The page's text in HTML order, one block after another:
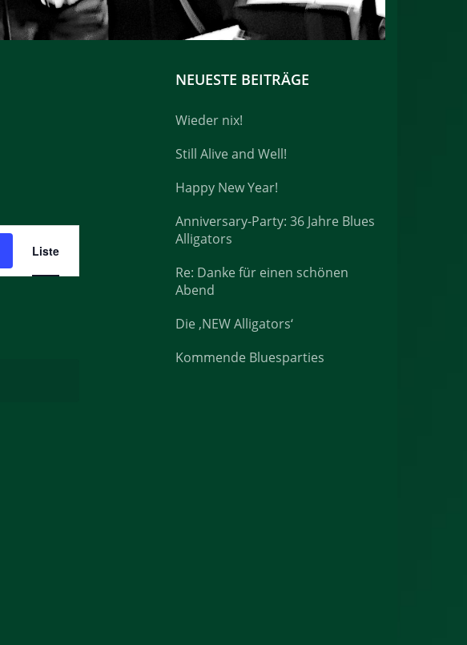
Ansichten-
Navigation
Liste
NEUESTE BEITRÄGE
Wieder nix!
Still Alive and Well!
Happy New Year!
Anniversary-Party: 36 Jahre Blues
Alligators
Re: Danke für einen schönen
Abend
Die ‚NEW Alligators‘
Kommende Bluesparties